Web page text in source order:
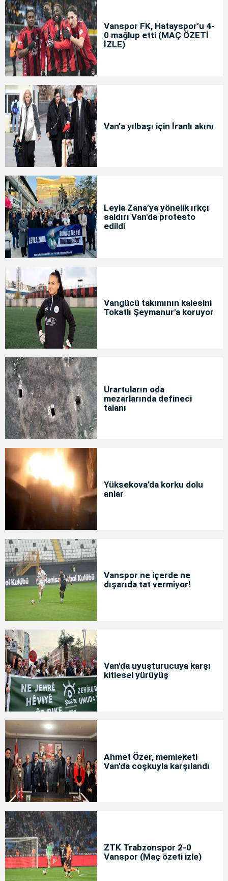
Vanspor FK, Hatayspor’u 4-
0 mağlup etti (MAÇ ÖZETİ
İZLE)
Van’a yılbaşı için İranlı akını
Leyla Zana’ya yönelik ırkçı
saldırı Van'da protesto
edildi
Vangücü takımının kalesini
Tokatlı Şeymanur'a koruyor
Urartuların oda
mezarlarında defineci
talanı
Yüksekova’da korku dolu
anlar
Vanspor ne içerde ne
dışarıda tat vermiyor!
Van'da uyuşturucuya karşı
kitlesel yürüyüş
Ahmet Özer, memleketi
Van'da coşkuyla karşılandı
ZTK Trabzonspor 2-0
Vanspor (Maç özeti izle)